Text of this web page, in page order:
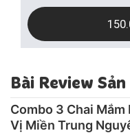
Bài Review
Combo 3 Chai
Vị Miền Trung